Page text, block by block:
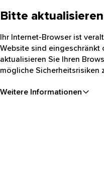
Bitte
Ihr Internet-Browser ist
Website sind eingeschränkt
aktualisieren Sie Ihren
mögliche Sicherheitsrisiken
Weitere Informationen